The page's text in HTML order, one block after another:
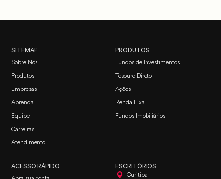
SITEMAP
Sobre Nós
Produtos
Empresas
Aprenda
Equipe
Carreiras
Atendimento
PRODUTOS
Fundos de Investimentos
Tesouro Direto
Ações
Renda Fixa
Fundos Imobiliários
ACESSO RÁPIDO ESCRITÓRIOS
Curitiba